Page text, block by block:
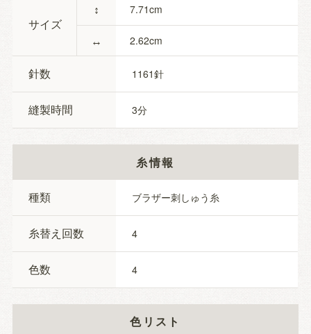
サイズ
↕
↔
7.71
2.62
針数 1161
縫製時間 3
糸情報
種類 ブラザー刺しゅう糸
糸替え回数 4
色数 4
色リスト